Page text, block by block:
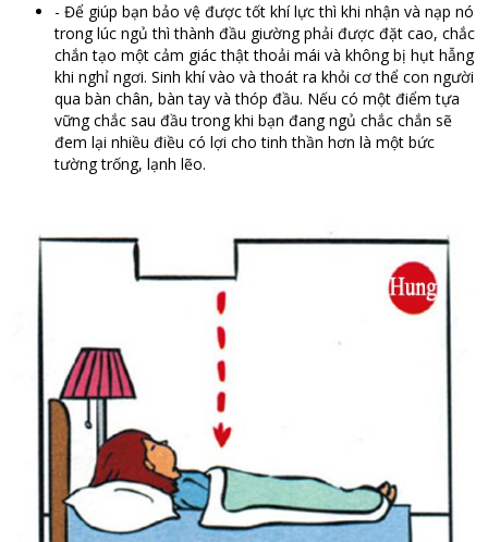
- Để giúp bạn bảo vệ được tốt khí lực thì khi nhận và nạp nó
trong lúc ngủ thì thành đầu giường phải được đặt cao, chắc
chắn tạo một cảm giác thật thoải mái và không bị hụt hẫng
khi nghỉ ngơi. Sinh khí vào và thoát ra khỏi cơ thể con người
qua bàn chân, bàn tay và thóp đầu. Nếu có một điểm tựa
vững chắc sau đầu trong khi bạn đang ngủ chắc chắn sẽ
đem lại nhiều điều có lợi cho tinh thần hơn là một bức
tường trống, lạnh lẽo.